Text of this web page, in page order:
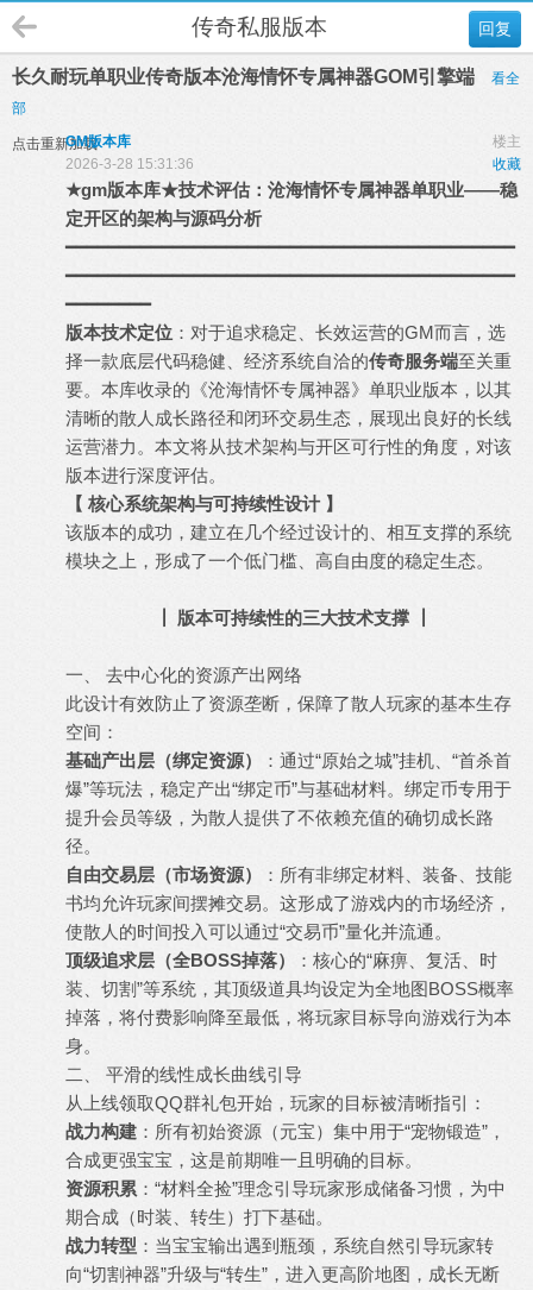
回复
传奇私服版本
长久耐玩单职业传奇版本沧海情怀专属神器GOM引擎端
看全
部
点击重新加载 楼主
GM版本库
收藏
2026-3-28 15:31:36
★gm版本库★技术评估：沧海情怀专属神器单职业——稳
定开区的架构与源码分析
━━━━━━━━━━━━━━━━━━━━━━━━━━━━━━━━━━━━━━━━━━
━━━━━━━━━━━━━━━━━━━━━━━━━━━━━━━━━━━━━━━━━━
━━━━━━━━
版本技术定位 ：对于追求稳定、长效运营的GM而言，选
择一款底层代码稳健、经济系统自洽的传奇服务端至关重
要。本库收录的《沧海情怀专属神器》单职业版本，以其
清晰的散人成长路径和闭环交易生态，展现出良好的长线
运营潜力。本文将从技术架构与开区可行性的角度，对该
版本进行深度评估。
【 核心系统架构与可持续性设计 】
该版本的成功，建立在几个经过设计的、相互支撑的系统
模块之上，形成了一个低门槛、高自由度的稳定生态。
┃ 版本可持续性的三大技术支撑 ┃
一、 去中心化的资源产出网络
此设计有效防止了资源垄断，保障了散人玩家的基本生存
空间：
基础产出层（绑定资源）
：通过“原始之城”挂机、“首杀首
爆”等玩法，稳定产出“绑定币”与基础材料。绑定币专用于
提升会员等级，为散人提供了不依赖充值的确切成长路
径。
自由交易层（市场资源）
：所有非绑定材料、装备、技能
书均允许玩家间摆摊交易。这形成了游戏内的市场经济，
使散人的时间投入可以通过“交易币”量化并流通。
顶级追求层（全BOSS掉落）
：核心的“麻痹、复活、时
装、切割”等系统，其顶级道具均设定为全地图BOSS概率
掉落，将付费影响降至最低，将玩家目标导向游戏行为本
身。
二、 平滑的线性成长曲线引导
从上线领取QQ群礼包开始，玩家的目标被清晰指引：
战力构建 ：所有初始资源（元宝）集中用于“宠物锻造”，
合成更强宝宝，这是前期唯一且明确的目标。
资源积累 ：“材料全捡”理念引导玩家形成储备习惯，为中
期合成（时装、转生）打下基础。
战力转型 ：当宝宝输出遇到瓶颈，系统自然引导玩家转
向“切割神器”升级与“转生”，进入更高阶地图，成长无断